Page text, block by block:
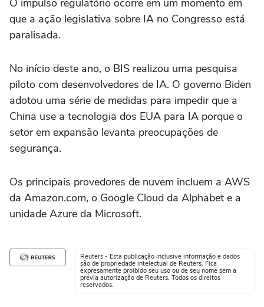
O impulso regulatório ocorre em um momento em
que a ação legislativa sobre IA no Congresso está
paralisada.
No início deste ano, o BIS realizou uma pesquisa
piloto com desenvolvedores de IA. O governo Biden
adotou uma série de medidas para impedir que a
China use a tecnologia dos EUA para IA porque o
setor em expansão levanta preocupações de
segurança.
Os principais provedores de nuvem incluem a AWS
da Amazon.com, o Google Cloud da Alphabet e a
unidade Azure da Microsoft.
Reuters - Esta publicação inclusive informação e dados
são de propriedade intelectual de Reuters. Fica
expresamente proibido seu uso ou de seu nome sem a
prévia autorização de Reuters. Todos os direitos
reservados.